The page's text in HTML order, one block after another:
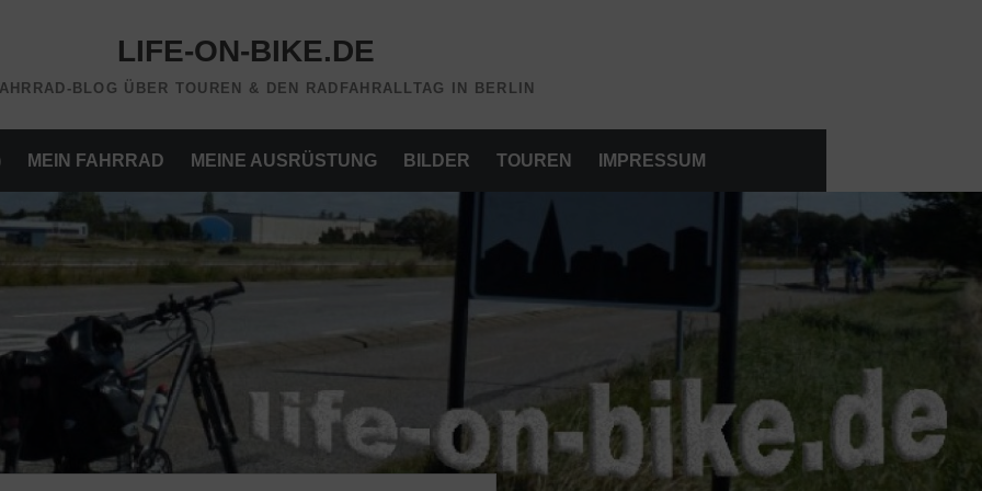
LIFE-ON-BIKE.DE
BLOG ÜBER TOUREN & DEN RADFAHRALLTAG IN BERLIN
MEIN FAHRRAD MEINE AUSRÜSTUNG BILDER TOUREN IMPRESSUM